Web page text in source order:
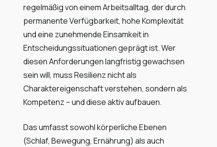
regelmäßig von einem Arbeitsalltag, der durch
permanente Verfügbarkeit, hohe Komplexität
und eine zunehmende Einsamkeit in
Entscheidungssituationen geprägt ist. Wer
diesen Anforderungen langfristig gewachsen
sein will, muss Resilienz nicht als
Charaktereigenschaft verstehen, sondern als
Kompetenz – und diese aktiv aufbauen.
Das umfasst sowohl körperliche Ebenen
(Schlaf, Bewegung, Ernährung) als auch